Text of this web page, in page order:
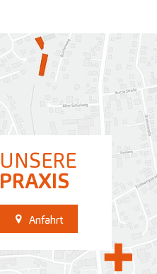
UNSERE
PRAXIS
Anfahrt